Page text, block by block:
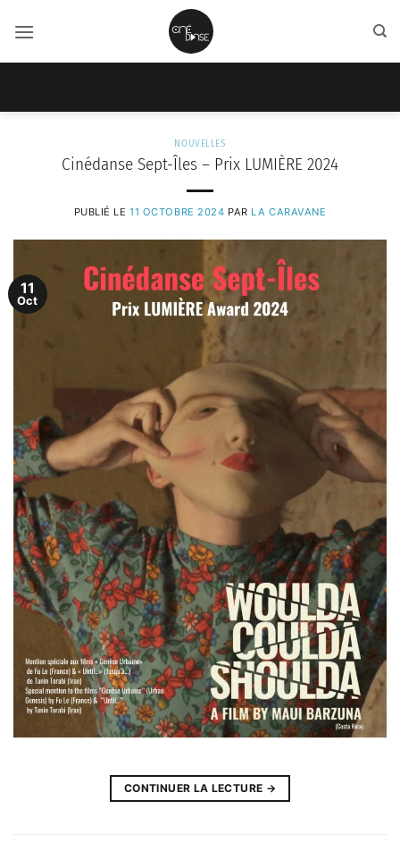
NOUVELLES
Cinédanse Sept-Îles – Prix LUMIÈRE 2024
PUBLIÉ LE11 OCTOBRE 2024 PAR LA CARAVANE
11
Oct
CONTINUER LA LECTURE →